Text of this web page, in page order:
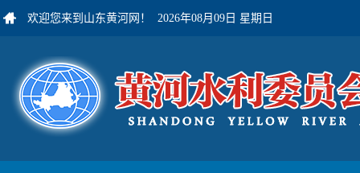
欢迎您来到山东黄河网！ 2026年08月09日 星期日